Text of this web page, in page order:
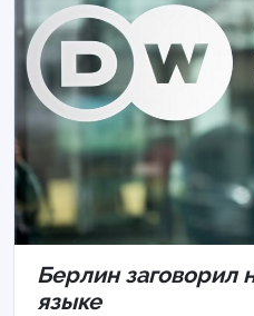
Берлин заговорил
языке